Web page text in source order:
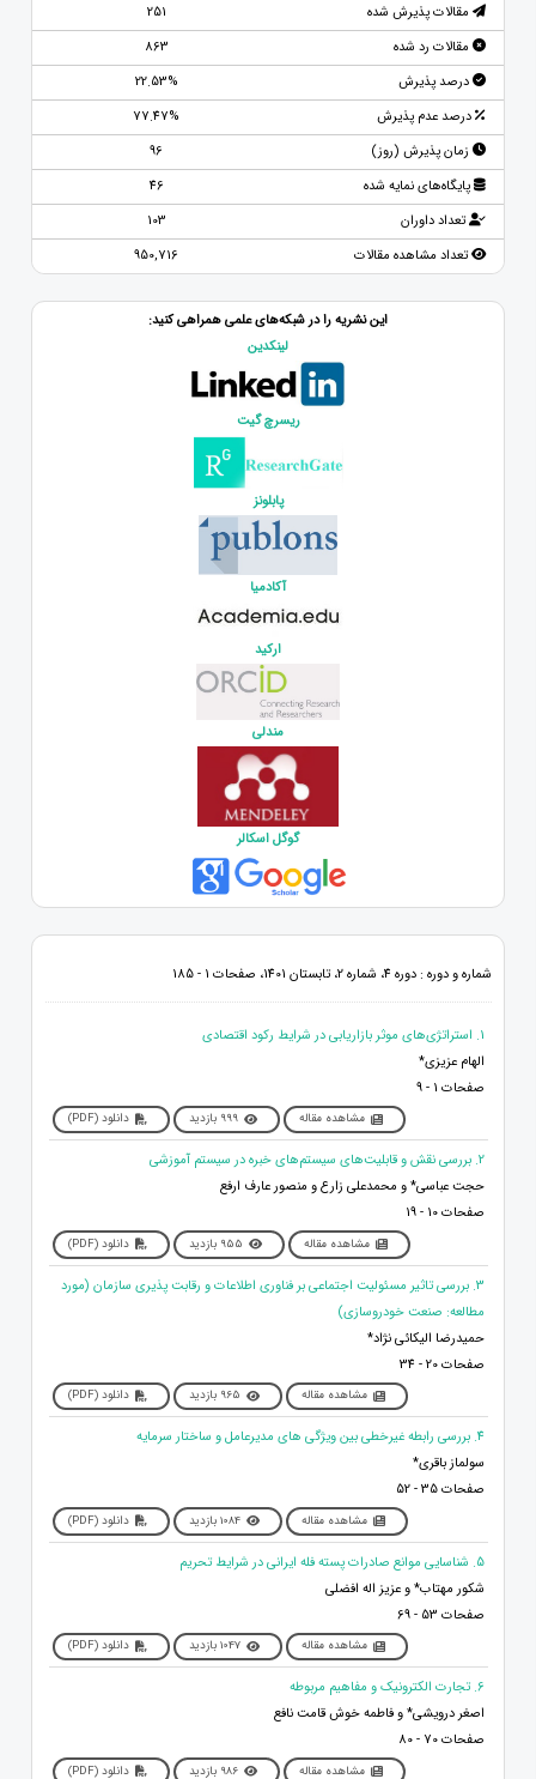
مقالات پذیرش شده
251
مقالات رد شده
863
درصد پذیرش
22.53%
درصد عدم پذیرش
77.47%
زمان پذیرش (روز)
96
پایگاه‌های نمایه شده
46
تعداد داوران
103
تعداد مشاهده مقالات
950,716
این نشریه را در شبکه‌های علمی همراهی کنید:
لینکدین
ریسرچ گیت
پابلونز
آکادمیا
ارکید
مندلی
گوگل اسکالر
شماره و دوره : دوره 4، شماره 2، تابستان 1401، صفحات 1 - 185
1. استراتژی‌های موثر بازاریابی در شرایط رکود اقتصادی
الهام عزیزی*
صفحات 1 - 9
مشاهده مقاله 999 بازدید دانلود (PDF)
2. بررسی نقش و قابلیت‌های سیستم‌های خبره در سیستم آموزشی
حجت عباسی* و محمدعلی زارع و منصور عارف ارفع
صفحات 10 - 19
مشاهده مقاله 955 بازدید دانلود (PDF)
3. بررسی تاثیر مسئولیت اجتماعی بر فناوری اطلاعات و رقابت پذیری سازمان (مورد
مطالعه: صنعت خودروسازی)
حمیدرضا الیکائی نژاد*
صفحات 20 - 34
مشاهده مقاله 965 بازدید دانلود (PDF)
4. بررسی رابطه غیرخطی بین ویژگی های مدیرعامل و ساختار سرمایه
سولماز باقری*
صفحات 35 - 52
مشاهده مقاله 1084 بازدید دانلود (PDF)
5. شناسایی موانع صادرات پسته فله ایرانی در شرایط تحریم
شکور مهتاب* و عزیز اله افضلی
صفحات 53 - 69
مشاهده مقاله 1047 بازدید دانلود (PDF)
6. تجارت الکترونیک و مفاهیم مربوطه
اصغر درویشی* و فاطمه خوش قامت نافع
صفحات 70 - 80
مشاهده مقاله 986 بازدید دانلود (PDF)